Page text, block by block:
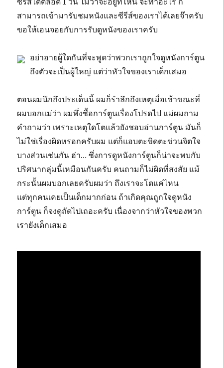
16
เมษายน
https://Qrcode.in.th
qr
สามารถเข้ามารับชมหนังและซีรีส์ของเราได้เลยจ๊าครับ
ขอให้เอนจอยกับการรับดูหนังของเราครับ
อย่าอายผู้ใดกันที่จะพูดว่าพวกเราถูกใจดูหนังการ์ตูน
ถึงตัวจะเป็นผู้ใหญ่ แต่ว่าหัวใจของเราเด็กเสมอ
ตอนผมนึกถึงประเด็นนี้ ผมก็รำลึกถึงเหตุเมื่อเช้าขณะที่
ผมบอกแม่ว่า ผมพึ่งซื้อการ์ตูนเรื่องโปรดไป แม่ผมถาม
คำถามว่า เพราะเหตุใดโตแล้วยังชอบอ่านการ์ตูน มันก็
ไม่ใช่เรื่องผิดหรอกครับผม แต่ก็แอบตะขิดตะข่วนจิตใจ
บางส่วนเช่นกัน ฮ่า… ซึ่งการดูหนังการ์ตูนก็น่าจะพบกับ
ปริศนากลุ่มนี้เหมือนกันครับ คนถามก็ไม่ผิดที่สงสัย แม้
กระนั้นผมบอกเลยครับผมว่า ถึงเราจะโตแค่ไหน
แต่ทุกคนเคยเป็นเด็กมากก่อน ถ้าเกิดคุณถูกใจดูหนัง
การ์ตูน ก็จงดูถัดไปเถอะครับ เนื่องจากว่าหัวใจของพวก
เรายังเด็กเสมอ